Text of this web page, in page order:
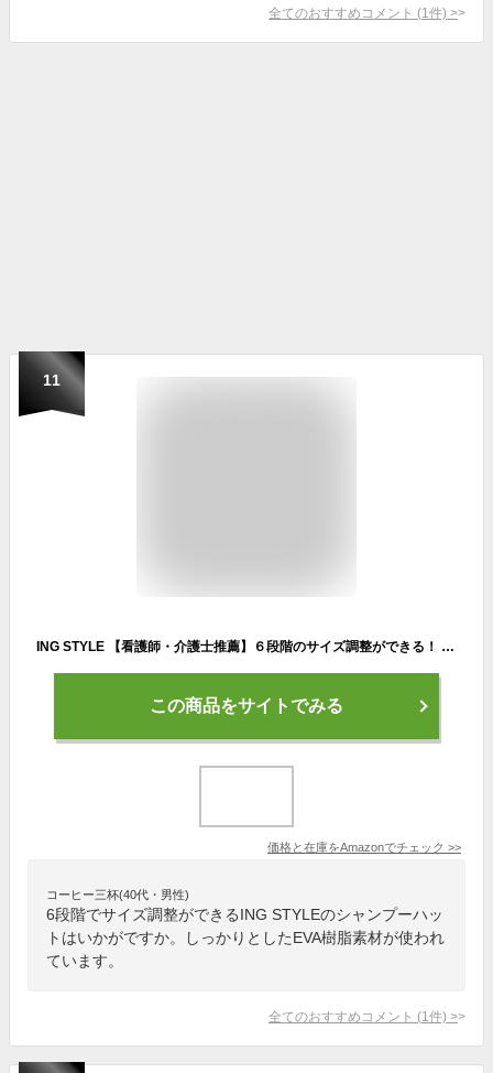
全てのおすすめコメント (1 件) >
11
ING STYLE 【看護師・介護士推薦】６段階のサイズ調整ができる！ シャンプーハット 子供から大人まで使える (イエロー)
この商品をサイトでみる
価格と在庫をAmazonでチェック >>
コーヒー三杯(40代・男性)
6段階でサイズ調整ができるING STYLEのシャンプーハッ
トはいかがですか。しっかりとしたEVA樹脂素材が使われ
ています。
全てのおすすめコメント (1 件) >